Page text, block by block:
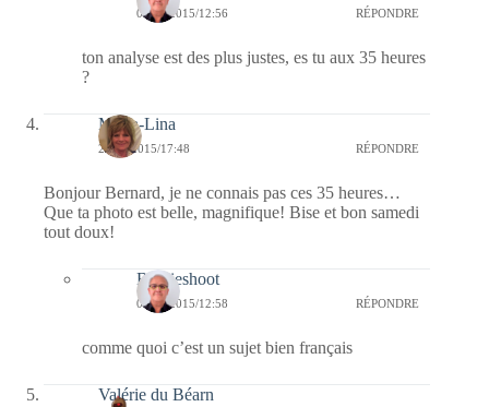
04/10/2015/12:56 RÉPONDRE
ton analyse est des plus justes, es tu aux 35 heures
?
Maria-Lina
26/09/2015/17:48 RÉPONDRE
Bonjour Bernard, je ne connais pas ces 35 heures…
Que ta photo est belle, magnifique! Bise et bon samedi
tout doux!
Bernieshoot
04/10/2015/12:58 RÉPONDRE
comme quoi c’est un sujet bien français
Valérie du Béarn